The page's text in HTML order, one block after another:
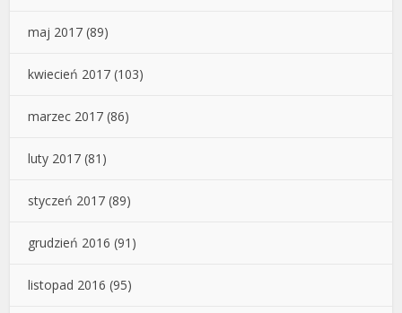
maj 2017 (89)
kwiecień 2017 (103)
marzec 2017 (86)
luty 2017 (81)
styczeń 2017 (89)
grudzień 2016 (91)
listopad 2016 (95)